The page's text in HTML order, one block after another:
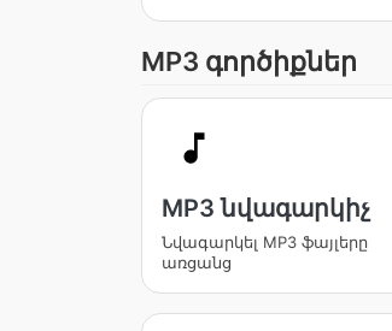
MP3 գործիքներ
MP3 նվագարկիչ
Նվագարկել MP3 ֆայլերը
առցանց